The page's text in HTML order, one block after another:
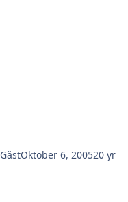
GästOktober 6, 200520 yr